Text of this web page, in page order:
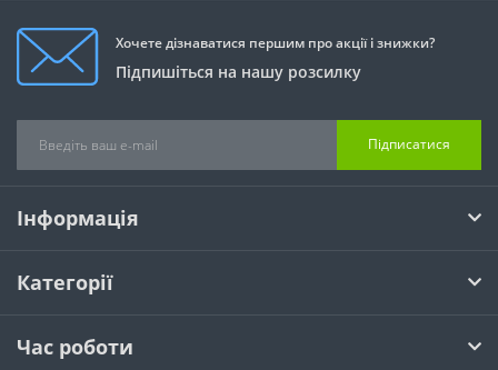
Хочете дізнаватися першим про акції і знижки?
Підпишіться на нашу розсилку
Підписатися
Інформація
Категорії
Час роботи